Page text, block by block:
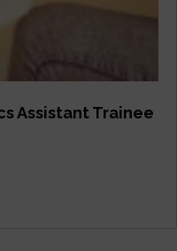
Assistant Trainee